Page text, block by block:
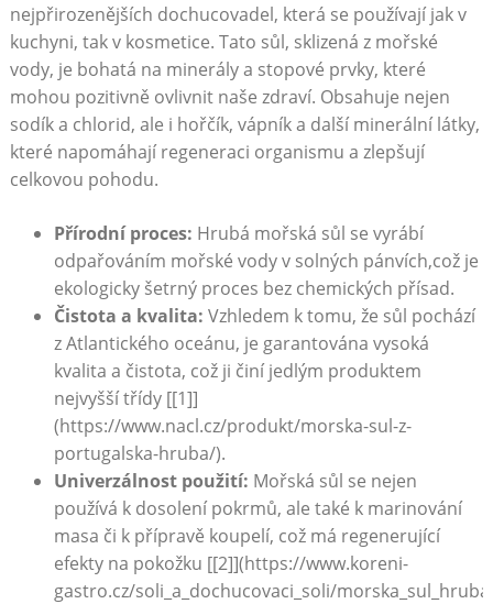
nejpřirozenějších dochucovadel, ⁢která⁤ se používají jak v
kuchyni, tak v kosmetice. Tato sůl, sklizená z mořské
‌vody, je bohatá na minerály a stopové prvky, které
mohou pozitivně ovlivnit naše‌ zdraví. Obsahuje nejen
sodík a chlorid, ale​ i hořčík, vápník a další ⁣minerální látky,
které napomáhají regeneraci organismu a zlepšují
celkovou pohodu.
Přírodní proces: Hrubá ⁢mořská sůl se vyrábí
odpařováním mořské vody v solných pánvích,což je
ekologicky ‍šetrný proces bez chemických přísad.
Čistota ‌a ‍kvalita: Vzhledem k ‌tomu, že sůl‍ pochází⁣
z Atlantického oceánu, je garantována vysoká
⁢kvalita a čistota, ⁣což ji činí jedlým produktem
nejvyšší třídy [[1]]
(https://www.nacl.cz/produkt/morska-sul-z-
portugalska-hruba/).
Univerzálnost použití: Mořská sůl se nejen
používá k dosolení pokrmů, ale také k⁤ marinování
masa ⁤či k přípravě koupelí, což má regenerující
efekty na pokožku [[2]](https://www.koreni-
gastro.cz/soli_a_dochucovaci_soli/